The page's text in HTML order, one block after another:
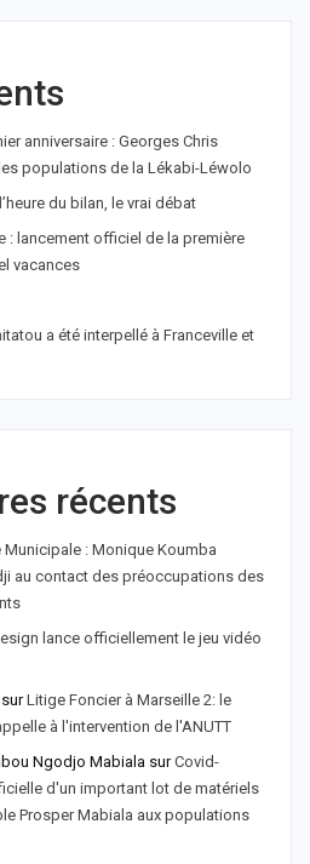
anniversaire : Georges Chris
populations de la Lékabi-Léwolo
du bilan, le vrai débat
: lancement officiel de la première
vacances
a été interpellé à Franceville et
récents
Municipale : Monique Koumba
au contact des préoccupations des
lance officiellement le jeu vidéo
surLitige Foncier à Marseille 2: le
à l'intervention de l'ANUTT
Ngodjo Mabiala surCovid-
d'un important lot de matériels
Prosper Mabiala aux populations